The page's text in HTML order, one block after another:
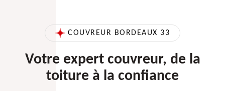
COUVREUR BORDEAUX 33
Votre expert couvreur, de la
toiture à la confiance